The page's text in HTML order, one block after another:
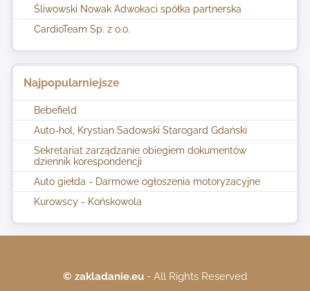
Śliwowski Nowak Adwokaci spółka partnerska
CardioTeam Sp. z o.o.
Najpopularniejsze
Bebefield
Auto-hol, Krystian Sadowski Starogard Gdański
Sekretariat zarządzanie obiegiem dokumentów
dziennik korespondencji
Auto giełda - Darmowe ogłoszenia motoryzacyjne
Kurowscy - Końskowola
© zakladanie.eu - All Rights Reserved